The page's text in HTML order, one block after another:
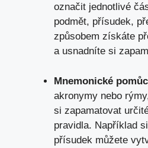
označit jednotlivé
podmět, přísudek,
způsobem získáte
a usnadníte si
Mnemonické
akronymy nebo
si zapamatovat
pravidla. Například
přísudek můžete